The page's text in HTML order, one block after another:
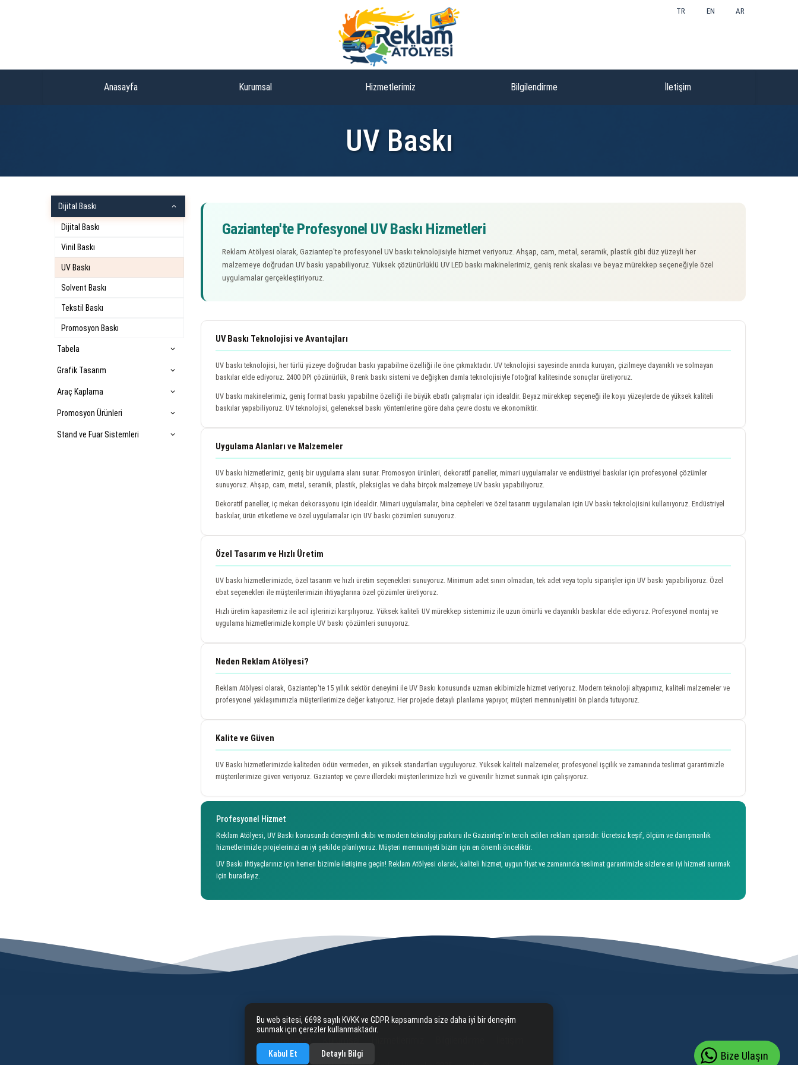
TR EN AR
Anasayfa Kurumsal Hizmetlerimiz Bilgilendirme İletişim
UV Baskı
Dijital Baskı expand_more
Dijital Baskı
Vinil Baskı
UV Baskı
Solvent Baskı
Tekstil Baskı
Promosyon Baskı
Tabela expand_more
Grafik Tasarım expand_more
Araç Kaplama expand_more
Promosyon Ürünleri expand_more
Stand ve Fuar Sistemleri expand_more
Gaziantep'te Profesyonel UV Baskı Hizmetleri
Reklam Atölyesi olarak, Gaziantep'te profesyonel UV baskı teknolojisiyle hizmet veriyoruz. Ahşap, cam, metal, seramik, plastik gibi düz yüzeyli her
malzemeye doğrudan UV baskı yapabiliyoruz. Yüksek çözünürlüklü UV LED baskı makinelerimiz, geniş renk skalası ve beyaz mürekkep seçeneğiyle özel
uygulamalar gerçekleştiriyoruz.
UV Baskı Teknolojisi ve Avantajları
UV baskı teknolojisi, her türlü yüzeye doğrudan baskı yapabilme özelliği ile öne çıkmaktadır. UV teknolojisi sayesinde anında kuruyan, çizilmeye dayanıklı ve solmayan
baskılar elde ediyoruz. 2400 DPI çözünürlük, 8 renk baskı sistemi ve değişken damla teknolojisiyle fotoğraf kalitesinde sonuçlar üretiyoruz.
UV baskı makinelerimiz, geniş format baskı yapabilme özelliği ile büyük ebatlı çalışmalar için idealdir. Beyaz mürekkep seçeneği ile koyu yüzeylerde de yüksek kaliteli
baskılar yapabiliyoruz. UV teknolojisi, geleneksel baskı yöntemlerine göre daha çevre dostu ve ekonomiktir.
Uygulama Alanları ve Malzemeler
UV baskı hizmetlerimiz, geniş bir uygulama alanı sunar. Promosyon ürünleri, dekoratif paneller, mimari uygulamalar ve endüstriyel baskılar için profesyonel çözümler
sunuyoruz. Ahşap, cam, metal, seramik, plastik, pleksiglas ve daha birçok malzemeye UV baskı yapabiliyoruz.
Dekoratif paneller, iç mekan dekorasyonu için idealdir. Mimari uygulamalar, bina cepheleri ve özel tasarım uygulamaları için UV baskı teknolojisini kullanıyoruz. Endüstriyel
baskılar, ürün etiketleme ve özel uygulamalar için UV baskı çözümleri sunuyoruz.
Özel Tasarım ve Hızlı Üretim
UV baskı hizmetlerimizde, özel tasarım ve hızlı üretim seçenekleri sunuyoruz. Minimum adet sınırı olmadan, tek adet veya toplu siparişler için UV baskı yapabiliyoruz. Özel
ebat seçenekleri ile müşterilerimizin ihtiyaçlarına özel çözümler üretiyoruz.
Hızlı üretim kapasitemiz ile acil işlerinizi karşılıyoruz. Yüksek kaliteli UV mürekkep sistemimiz ile uzun ömürlü ve dayanıklı baskılar elde ediyoruz. Profesyonel montaj ve
uygulama hizmetlerimizle komple UV baskı çözümleri sunuyoruz.
Neden Reklam Atölyesi?
Reklam Atölyesi olarak, Gaziantep'te 15 yıllık sektör deneyimi ile UV Baskı konusunda uzman ekibimizle hizmet veriyoruz. Modern teknoloji altyapımız, kaliteli malzemeler ve
profesyonel yaklaşımımızla müşterilerimize değer katıyoruz. Her projede detaylı planlama yapıyor, müşteri memnuniyetini ön planda tutuyoruz.
Kalite ve Güven
UV Baskı hizmetlerimizde kaliteden ödün vermeden, en yüksek standartları uyguluyoruz. Yüksek kaliteli malzemeler, profesyonel işçilik ve zamanında teslimat garantimizle
müşterilerimize güven veriyoruz. Gaziantep ve çevre illerdeki müşterilerimize hızlı ve güvenilir hizmet sunmak için çalışıyoruz.
Profesyonel Hizmet
Reklam Atölyesi, UV Baskı konusunda deneyimli ekibi ve modern teknoloji parkuru ile Gaziantep'in tercih edilen reklam ajansıdır. Ücretsiz keşif, ölçüm ve danışmanlık
hizmetlerimizle projelerinizi en iyi şekilde planlıyoruz. Müşteri memnuniyeti bizim için en önemli önceliktir.
UV Baskı ihtiyaçlarınız için hemen bizimle iletişime geçin! Reklam Atölyesi olarak, kaliteli hizmet, uygun fiyat ve zamanında teslimat garantimizle sizlere en iyi hizmeti sunmak
için buradayız.
Bize Ulaşın
Anasayfa Kurumsal
Bu web sitesi, 6698 sayılı KVKK ve GDPR kapsamında size daha iyi bir deneyim
sunmak için çerezler kullanmaktadır.
Kabul Et Detaylı Bilgi